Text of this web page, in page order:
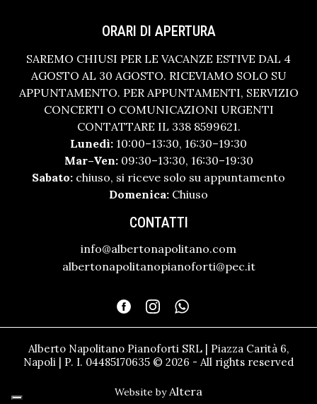
ORARI DI APERTURA
SAREMO CHIUSI PER LE VACANZE ESTIVE DAL 4
AGOSTO AL 30 AGOSTO. RICEVIAMO SOLO SU
APPUNTAMENTO. PER APPUNTAMENTI, SERVIZIO
CONCERTI O COMUNICAZIONI URGENTI
CONTATTARE IL 338 8599621.
Lunedì: 10:00–13:30, 16:30–19:30
Mar–Ven:09:30–13:30, 16:30–19:30
Sabato: chiuso, si riceve solo su appuntamento
Domenica: Chiuso
CONTATTI
info@albertonapolitano.com
albertonapolitanopianoforti@pec.it
Alberto Napolitano Pianoforti SRL | Piazza Carità 6,
Napoli | P. I. 04485170635 © 2026 - All rights reserved
Website byAltera